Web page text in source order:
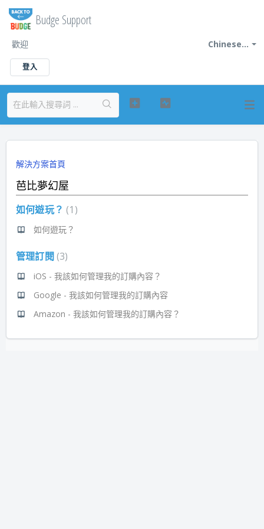
Budge Support
Chinese...
歡迎
登入
解決方案首頁
芭比夢幻屋
如何遊玩？ 1
如何遊玩？
管理訂閱 3
iOS - 我該如何管理我的訂購內容？
Google - 我該如何管理我的訂購內容
Amazon - 我該如何管理我的訂購內容？